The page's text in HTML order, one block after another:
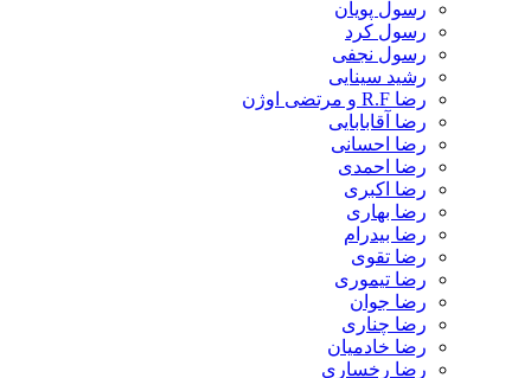
رسول پویان
رسول کرد
رسول نجفی
رشید سینایی
رضا R.F و مرتضی اوژن
رضا آقابابایی
رضا احسانی
رضا احمدی
رضا اکبری
رضا بهاری
رضا بیدرام
رضا تقوی
رضا تیموری
رضا جوان
رضا چناری
رضا خادمیان
رضا رخساری